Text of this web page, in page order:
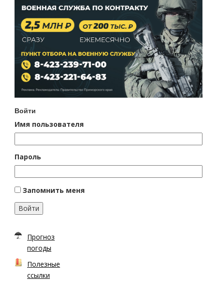
Войти
Имя пользователя
Пароль
Запомнить меня
Войти
Прогноз
погоды
Полезные
ссылки